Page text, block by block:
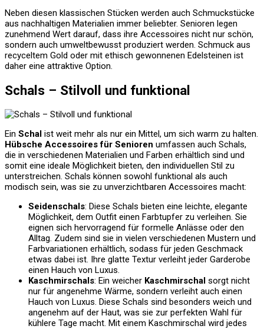
Neben diesen klassischen Stücken werden auch Schmuckstücke
aus nachhaltigen Materialien immer beliebter. Senioren legen
zunehmend Wert darauf, dass ihre Accessoires nicht nur schön,
sondern auch umweltbewusst produziert werden. Schmuck aus
recyceltem Gold oder mit ethisch gewonnenen Edelsteinen ist
daher eine attraktive Option.
Schals – Stilvoll und funktional
Ein Schal ist weit mehr als nur ein Mittel, um sich warm zu halten.
Hübsche Accessoires für Senioren umfassen auch Schals,
die in verschiedenen Materialien und Farben erhältlich sind und
somit eine ideale Möglichkeit bieten, den individuellen Stil zu
unterstreichen. Schals können sowohl funktional als auch
modisch sein, was sie zu unverzichtbaren Accessoires macht:
Seidenschals: Diese Schals bieten eine leichte, elegante
Möglichkeit, dem Outfit einen Farbtupfer zu verleihen. Sie
eignen sich hervorragend für formelle Anlässe oder den
Alltag. Zudem sind sie in vielen verschiedenen Mustern und
Farbvariationen erhältlich, sodass für jeden Geschmack
etwas dabei ist. Ihre glatte Textur verleiht jeder Garderobe
einen Hauch von Luxus.
Kaschmirschals: Ein weicher Kaschmirschal sorgt nicht
nur für angenehme Wärme, sondern verleiht auch einen
Hauch von Luxus. Diese Schals sind besonders weich und
angenehm auf der Haut, was sie zur perfekten Wahl für
kühlere Tage macht. Mit einem Kaschmirschal wird jedes